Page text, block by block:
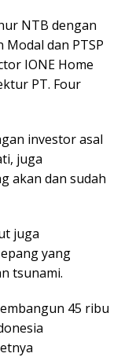
NTB dengan
Modal dan PTSP
IONE Home
PT. Four
investor asal
juga
akan dan sudah
juga
yang
tsunami.
45 ribu